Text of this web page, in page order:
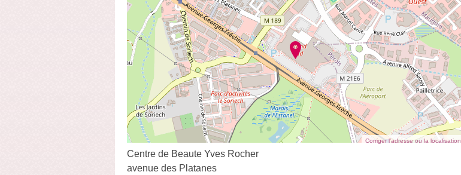
Corriger l’adresse ou la localisation
Centre de Beaute Yves Rocher
avenue des Platanes